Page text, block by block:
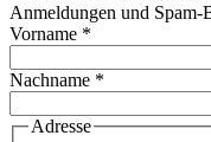
Anmeldungen und
Vorname *
Nachname *
Adresse